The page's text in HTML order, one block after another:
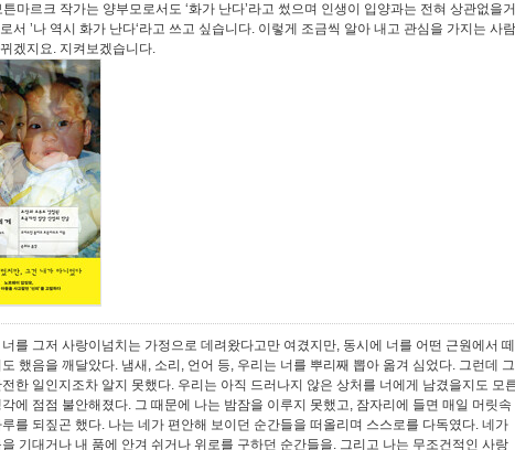
마르크 작가는 양부모로서도 ‘화가 난다’라고 썼으며 인생이 입양과는 전혀 상관없을
서 ’나 역시 화가 난다‘라고 쓰고 싶습니다. 이렇게 조금씩 알아 내고 관심을 가지는 사
겠지요. 지켜보겠습니다.
를 그저 사랑이넘치는 가정으로 데려왔다고만 여겼지만, 동시에 너를 어떤 근원에서 떼
했음을 깨달았다. 냄새, 소리, 언어 등, 우리는 너를 뿌리째 뽑아 옮겨 심었다. 그런데 그
전한 일인지조차 알지 못했다. 우리는 아직 드러나지 않은 상처를 너에게 남겼을지도 모
각에 점점 불안해졌다. 그 때문에 나는 밤잠을 이루지 못했고, 잠자리에 들면 매일 머릿속
루를 되짚곤 했다. 나는 네가 편안해 보이던 순간들을 떠올리며 스스로를 다독였다. 네가
기대거나 내 품에 안겨 쉬거나 위로를 구하던 순간들을. 그리고 나는 무조건적인 사랑